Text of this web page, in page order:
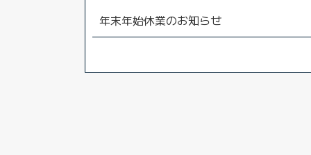
年末年始休業のお知らせ